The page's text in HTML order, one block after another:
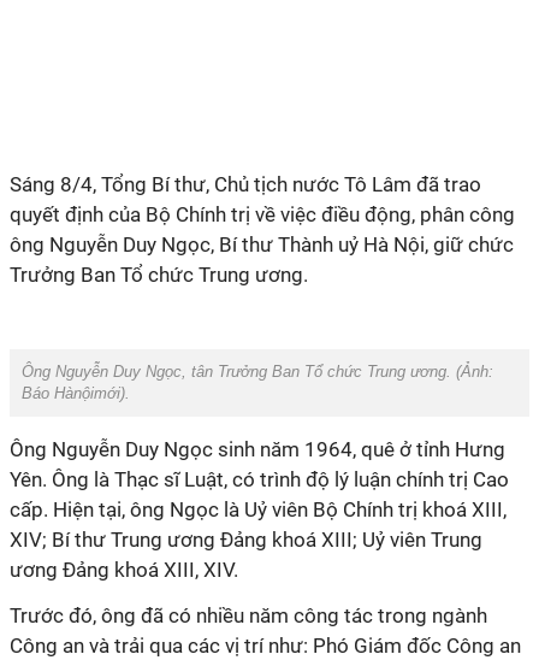
Sáng 8/4, Tổng Bí thư, Chủ tịch nước Tô Lâm đã trao
quyết định của Bộ Chính trị về việc điều động, phân công
ông Nguyễn Duy Ngọc, Bí thư Thành uỷ Hà Nội, giữ chức
Trưởng Ban Tổ chức Trung ương.
Ông Nguyễn Duy Ngọc, tân Trưởng Ban Tổ chức Trung ương. (Ảnh:
Báo Hànộimới).
Ông Nguyễn Duy Ngọc sinh năm 1964, quê ở tỉnh Hưng
Yên. Ông là Thạc sĩ Luật, có trình độ lý luận chính trị Cao
cấp. Hiện tại, ông Ngọc là Uỷ viên Bộ Chính trị khoá XIII,
XIV; Bí thư Trung ương Đảng khoá XIII; Uỷ viên Trung
ương Đảng khoá XIII, XIV.
Trước đó, ông đã có nhiều năm công tác trong ngành
Công an và trải qua các vị trí như: Phó Giám đốc Công an